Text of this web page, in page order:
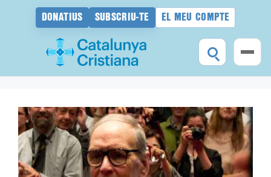
DONATIUS SUBSCRIU-TE EL MEU COMPTE
contingut